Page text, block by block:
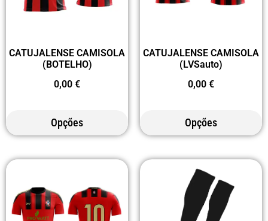
CATUJALENSE CAMISOLA
(BOTELHO)
0,00 €
Opções
CATUJALENSE CAMISOLA
(LVSauto)
0,00 €
Opções